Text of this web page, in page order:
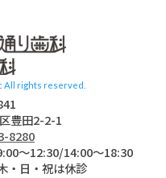
All rights reserved.
豊田2-2-1
8280
〜12:30/14:00～18:30
日・祝は休診